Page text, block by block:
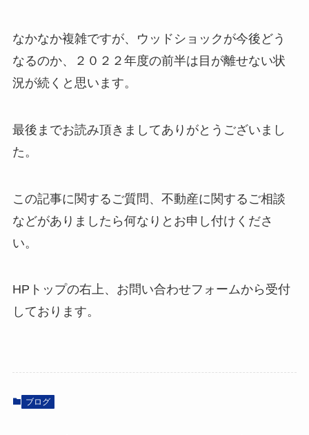
なかなか複雑ですが、ウッドショックが今後どう
なるのか、２０２２年度の前半は目が離せない状
況が続くと思います。
最後までお読み頂きましてありがとうございまし
た。
この記事に関するご質問、不動産に関するご相談
などがありましたら何なりとお申し付けくださ
い。
HPトップの右上、お問い合わせフォームから受付
しております。
ブログ